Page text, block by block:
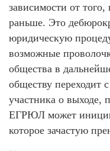
зависимости от
раньше. Это
юридическую
возможные
общества в
обществу переходит
участника о выходе,
ЕГРЮЛ может
которое зачастую